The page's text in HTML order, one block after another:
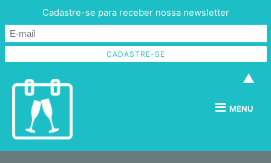
MENU
Cadastre-se para receber nossa newsletter
▲